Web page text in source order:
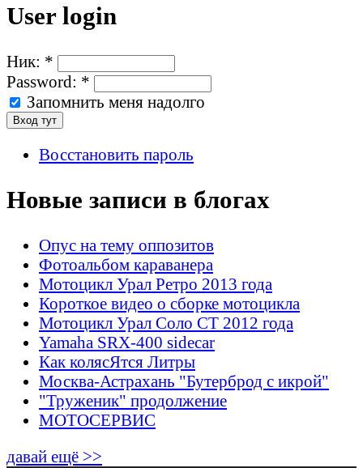
User login
Ник: *
Password: *
Запомнить меня надолго
Восстановить пароль
Новые записи в блогах
Опус на тему оппозитов
Фотоальбом караванера
Мотоцикл Урал Ретро 2013 года
Короткое видео о сборке мотоцикла
Мотоцикл Урал Соло СТ 2012 года
Yamaha SRX-400 sidecar
Как колясЯтся Литры
Москва-Астрахань "Бутерброд с икрой"
"Труженик" продолжение
МОТОСЕРВИС
давай ещё >>